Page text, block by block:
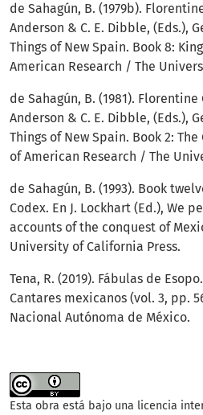
de Sahagún, B. (1979b).
Anderson & C. E. Dibble, (Eds.),
Things of New Spain. Book 8:
American Research / The
de Sahagún, B. (1981). Florentine
Anderson & C. E. Dibble, (Eds.),
Things of New Spain. Book 2:
of American Research / The
de Sahagún, B. (1993). Book
Codex. En J. Lockhart (Ed.), We
accounts of the conquest of
University of California Press.
Tena, R. (2019). Fábulas de
Cantares mexicanos (vol. 3, pp.
Nacional Autónoma de México.
Esta obra está bajo una licencia